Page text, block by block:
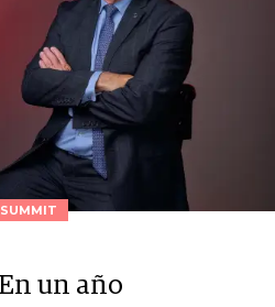
SUMMIT
un año